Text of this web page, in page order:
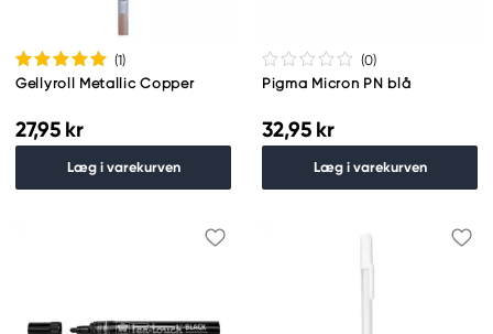
(1)
Gellyroll Metallic Copper
27,95 kr
Læg i varekurven
(0)
Pigma Micron PN blå
32,95 kr
Læg i varekurven